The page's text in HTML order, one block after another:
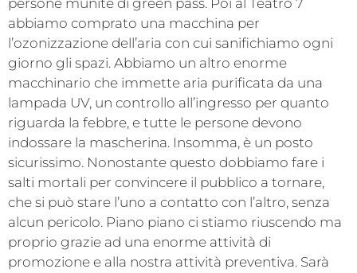
persone munite di green pass. Poi al Teatro 7
abbiamo comprato una macchina per
l’ozonizzazione dell’aria con cui sanifichiamo ogni
giorno gli spazi. Abbiamo un altro enorme
macchinario che immette aria purificata da una
lampada UV, un controllo all’ingresso per quanto
riguarda la febbre, e tutte le persone devono
indossare la mascherina. Insomma, è un posto
sicurissimo. Nonostante questo dobbiamo fare i
salti mortali per convincere il pubblico a tornare,
che si può stare l’uno a contatto con l’altro, senza
alcun pericolo. Piano piano ci stiamo riuscendo ma
proprio grazie ad una enorme attività di
promozione e alla nostra attività preventiva. Sarà